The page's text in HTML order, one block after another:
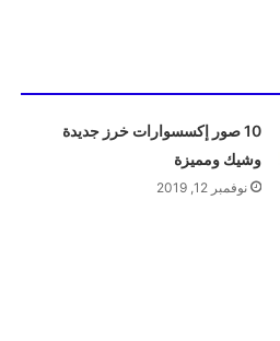
10 صور إكسسوارات خرز جديدة
وشيك ومميزة
نوفمبر 12, 2019